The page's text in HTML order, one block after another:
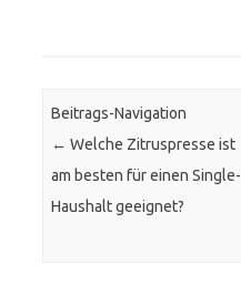
Beitrags-Navigation
← Welche Zitruspresse ist
am besten für einen Single-
Haushalt geeignet?